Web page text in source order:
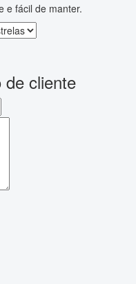
e fácil de manter.
de cliente